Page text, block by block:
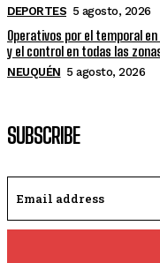
DEPORTES 5 agosto, 2026
Operativos por el temporal
y el control en todas las
NEUQUÉN 5 agosto, 2026
SUBSCRIBE